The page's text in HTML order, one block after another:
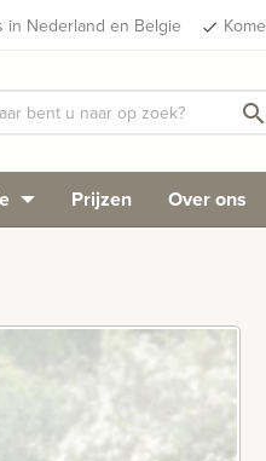
in Nederland en Belgie done
search
Prijzen Over ons